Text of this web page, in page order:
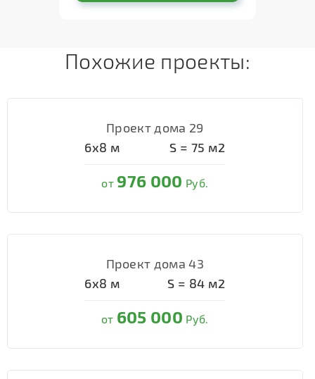
Похожие проекты:
Проект дома 29
6х8 м S = 75 м2
от 976 000 Руб.
Проект дома 43
6х8 м S = 84 м2
от 605 000 Руб.